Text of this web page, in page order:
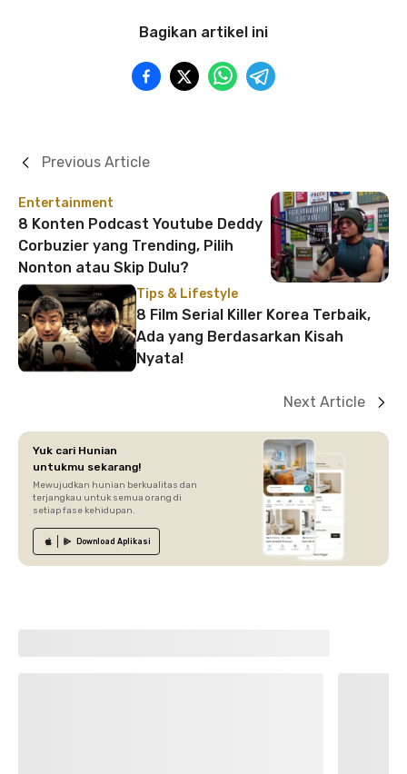
Bagikan artikel ini
Entertainment
8 Konten Podcast Youtube Deddy
Corbuzier yang Trending, Pilih
Nonton atau Skip Dulu?
Previous Article
Tips & Lifestyle
8 Film Serial Killer Korea Terbaik,
Ada yang Berdasarkan Kisah
Nyata!
Next Article
Yuk cari Hunian
untukmu sekarang!
Mewujudkan hunian berkualitas dan
terjangkau untuk semua orang di
setiap fase kehidupan.
Download Aplikasi